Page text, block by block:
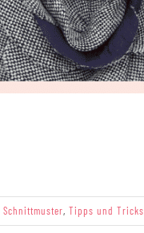
Schnittmuster, Tipps und Tricks